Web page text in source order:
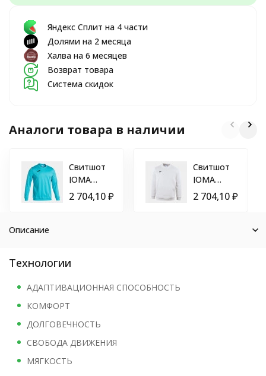
Яндекс Сплит на 4 части
Долями на 2 месяца
Халва на 6 месяцев
Возврат товара
Система скидок
Аналоги товара в наличии
Свитшот
JOMA
CAIRO II
101333.010
2 704,10₽
Свитшот
JOMA
CAIRO
101333.200
2 704,10₽
Описание
Технологии
АДАПТИВАЦИОННАЯ СПОСОБНОСТЬ
КОМФОРТ
ДОЛГОВЕЧНОСТЬ
СВОБОДА ДВИЖЕНИЯ
МЯГКОСТЬ